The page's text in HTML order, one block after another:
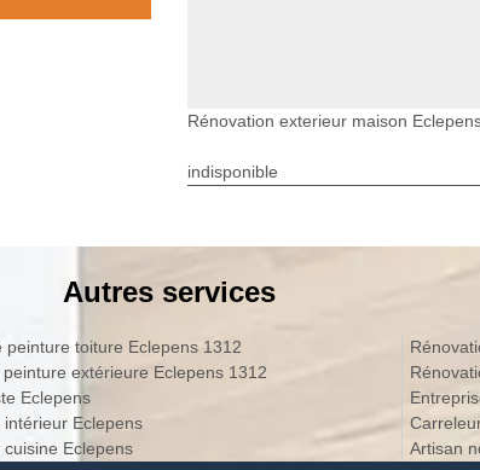
Rénovation exterieur maison
indisponible
Autres services
peinture toiture Eclepens 1312
extérieure Eclepens 1312
Eclepens
intérieur Eclepens
cuisine Eclepens
Artisan